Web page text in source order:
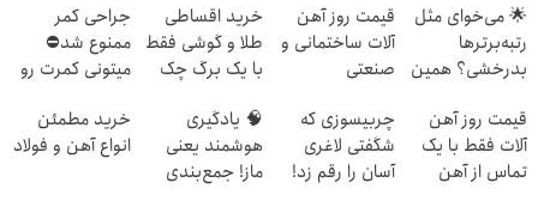
🌟 می‌خوای مثل
رتبه‌برترها
بدرخشی؟ همین
ماز رو شروع ک
قیمت روز آهن
آلات ساختمانی و
صنعتی
خرید اقساطی
طلا و گوشی فقط
با یک برگ چک
جراحی کمر
ممنوع شد⛔
میتونی کمرت رو
کنی! 👈🏻
پرسش‌نامه
قیمت روز آهن
آلات فقط با یک
تماس از آهن
چربیسوزی که
شگفتی لاغری
آسان را رقم زد!
🧠 یادگیری
هوشمند یعنی
ماز! جمع‌بندی
خرید مطمئن
انواع آهن و فولاد